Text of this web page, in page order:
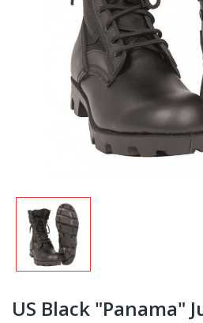
US Black "Panama"